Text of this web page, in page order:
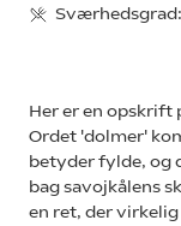
Sværhedsgrad:
Her er en opskrift
Ordet 'dolmer'
betyder fylde, og
bag savojkålens
en ret, der